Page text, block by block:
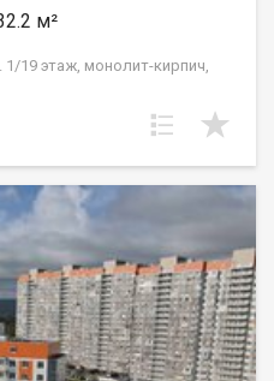
м²
19 этаж, монолит-кирпич,